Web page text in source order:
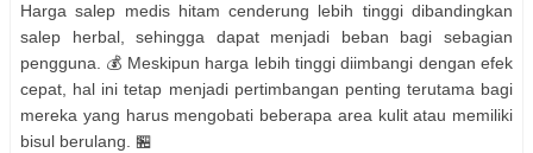
Harga salep medis hitam cenderung lebih tinggi dibandingkan
salep herbal, sehingga dapat menjadi beban bagi sebagian
pengguna. 💰 Meskipun harga lebih tinggi diimbangi dengan efek
cepat, hal ini tetap menjadi pertimbangan penting terutama bagi
mereka yang harus mengobati beberapa area kulit atau memiliki
bisul berulang. 🏪